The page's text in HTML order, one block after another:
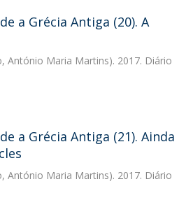
a Grécia Antiga (20). A
António Maria Martins). 2017. Diário
a Grécia Antiga (21). Ainda
António Maria Martins). 2017. Diário